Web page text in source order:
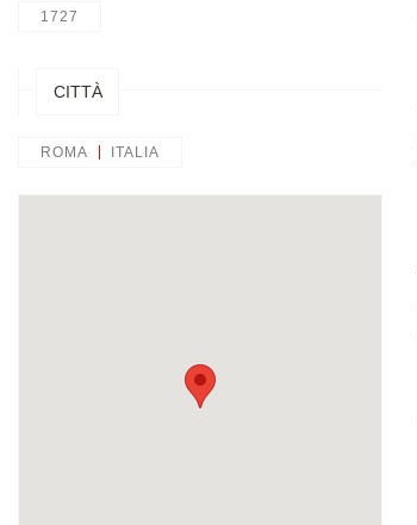
1727
CITTÀ
ROMA ITALIA